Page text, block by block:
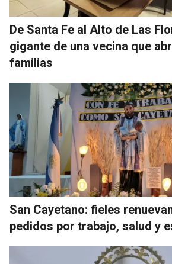
De Santa Fe al Alto de Las
gigante de una vecina que
familias
San Cayetano: fieles
pedidos por trabajo, salud y